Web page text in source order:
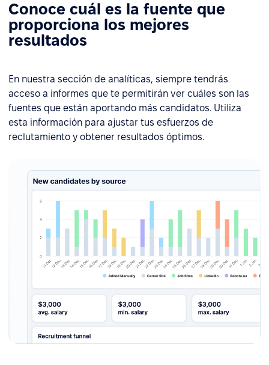
Conoce cuál es la fuente que
proporciona los mejores
resultados
En nuestra sección de analíticas, siempre tendrás
acceso a informes que te permitirán ver cuáles son las
fuentes que están aportando más candidatos. Utiliza
esta información para ajustar tus esfuerzos de
reclutamiento y obtener resultados óptimos.